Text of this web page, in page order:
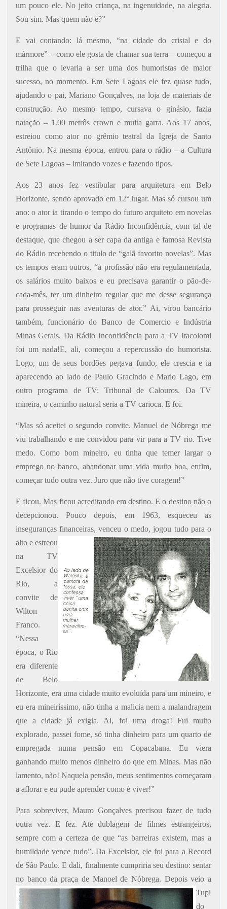
um pouco ele. No jeito criança, na ingenuidade, na alegria.
Sou sim. Mas quem não é?”
E vai contando: lá mesmo, “na cidade do cristal e do
mármore” – como ele gosta de chamar sua terra – começou a
trilha que o levaria a ser uma dos humoristas de maior
sucesso, no momento. Em Sete Lagoas ele fez quase tudo,
ajudando o pai, Mariano Gonçalves, na loja de materiais de
construção. Ao mesmo tempo, cursava o ginásio, fazia
natação – 1.00 metrôs crown e muita garra. Aos 17 anos,
estreiou como ator no grêmio teatral da Igreja de Santo
Antônio. Na mesma época, entrou para o rádio – a Cultura
de Sete Lagoas – imitando vozes e fazendo tipos.
Aos 23 anos fez vestibular para arquitetura em Belo
Horizonte, sendo aprovado em 12° lugar. Mas só cursou um
ano: o ator ia tirando o tempo do futuro arquiteto em novelas
e programas de humor da Rádio Inconfidência, com tal de
destaque, que chegou a ser capa da antiga e famosa Revista
do Rádio recebendo o titulo de “galã favorito novelas”. Mas
os tempos eram outros, “a profissão não era regulamentada,
os salários muito baixos e eu precisava garantir o pão-de-
cada-mês, ter um dinheiro regular que me desse segurança
para prosseguir nas aventuras de ator.” Ai, virou bancário
também, funcionário do Banco de Comercio e Indústria
Minas Gerais. Da Rádio Inconfidência para a TV Itacolomi
foi um nada!E, ali, começou a repercussão do humorista.
Logo, um de seus bordões pegava fundo, ele crescia e ia
aparecendo ao lado de Paulo Gracindo e Mario Lago, em
outro programa de TV: Tribunal de Calouros. Da TV
mineira, o caminho natural seria a TV carioca. E foi.
“Mas só aceitei o segundo convite. Manuel de Nóbrega me
viu trabalhando e me convidou para vir para a TV rio. Tive
medo. Como bom mineiro, eu tinha que temer largar o
emprego no banco, abandonar uma vida muito boa, enfim,
começar tudo outra vez. Juro que não tive coragem!”
E ficou. Mas ficou acreditando em destino. E o destino não o
decepcionou. Pouco depois, em 1963, esqueceu as
inseguranças financeiras, venceu o medo, jogou tudo para o
alto e estreou
na TV
Excelsior do
Rio, a
convite de
Wilton
Franco.
“Nessa
época, o Rio
era diferente
de Belo
Horizonte, era uma cidade muito evoluída para um mineiro, e
eu era mineiríssimo, não tinha a malicia nem a malandragem
que a cidade já exigia. Ai, foi uma droga! Fui muito
explorado, passei fome, só tinha dinheiro para um quarto de
empregada numa pensão em Copacabana. Eu viera
ganhando muito menos dinheiro do que em Minas. Mas não
lamento, não! Naquela pensão, meus sentimentos começaram
a aflorar e eu pude aprender como é viver!”
Para sobreviver, Mauro Gonçalves precisou fazer de tudo
outra vez. E fez. Até dublagem de filmes estrangeiros,
sempre com a certeza de que “as barreiras existem, mas a
humildade vence tudo”. Da Excelsior, ele foi para a Record
de São Paulo. E dali, finalmente cumpriria seu destino: sentar
no banco da praça de Manoel de Nóbrega. Depois veio a
Tupi
do